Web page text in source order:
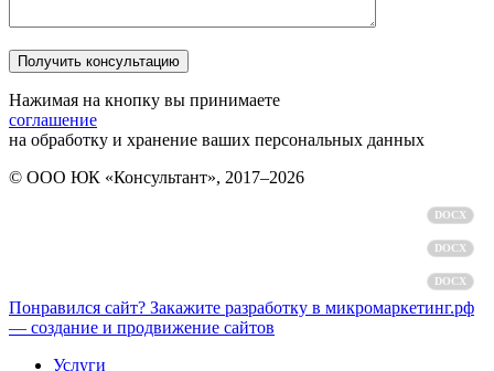
Нажимая на кнопку вы принимаете
соглашение
на обработку и хранение ваших персональных данных
© ООО ЮК «Консультант», 2017–2026
DOCX
DOCX
DOCX
Понравился сайт? Закажите разработку в микромаркетинг.рф
— создание и продвижение сайтов
Услуги